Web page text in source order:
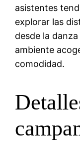
asistentes
explorar las
desde la
ambiente
comodidad.